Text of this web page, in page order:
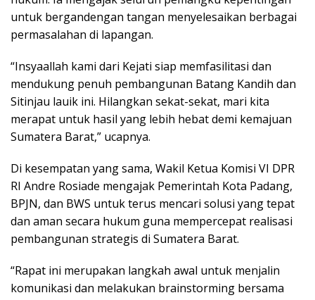
untuk bergandengan tangan menyelesaikan berbagai
permasalahan di lapangan.
“Insyaallah kami dari Kejati siap memfasilitasi dan
mendukung penuh pembangunan Batang Kandih dan
Sitinjau lauik ini. Hilangkan sekat-sekat, mari kita
merapat untuk hasil yang lebih hebat demi kemajuan
Sumatera Barat,” ucapnya.
Di kesempatan yang sama, Wakil Ketua Komisi VI DPR
RI Andre Rosiade mengajak Pemerintah Kota Padang,
BPJN, dan BWS untuk terus mencari solusi yang tepat
dan aman secara hukum guna mempercepat realisasi
pembangunan strategis di Sumatera Barat.
“Rapat ini merupakan langkah awal untuk menjalin
komunikasi dan melakukan brainstorming bersama